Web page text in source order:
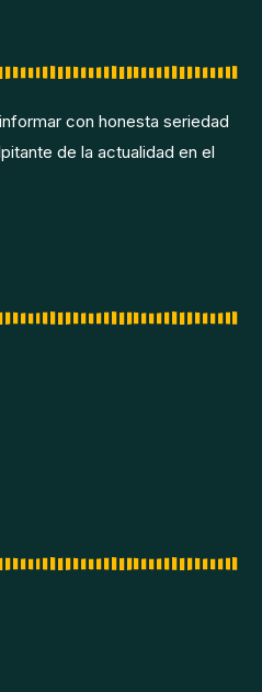
con honesta seriedad
de la actualidad en el